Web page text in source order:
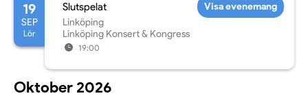
19
SEP
Lör
Slutspelat
Linköping
Linköping Konsert & Kongress
19:00
Visa evenemang
Oktober 2026